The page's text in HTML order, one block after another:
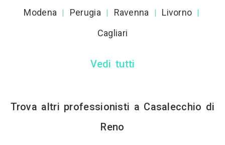
Modena | Perugia | Ravenna | Livorno |
Cagliari
Vedi tutti
Trova altri professionisti a Casalecchio di
Reno